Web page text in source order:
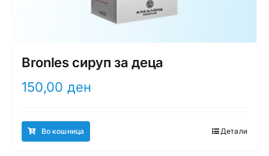
Bronles сируп за деца
150,00 ден
Во кошница Детали